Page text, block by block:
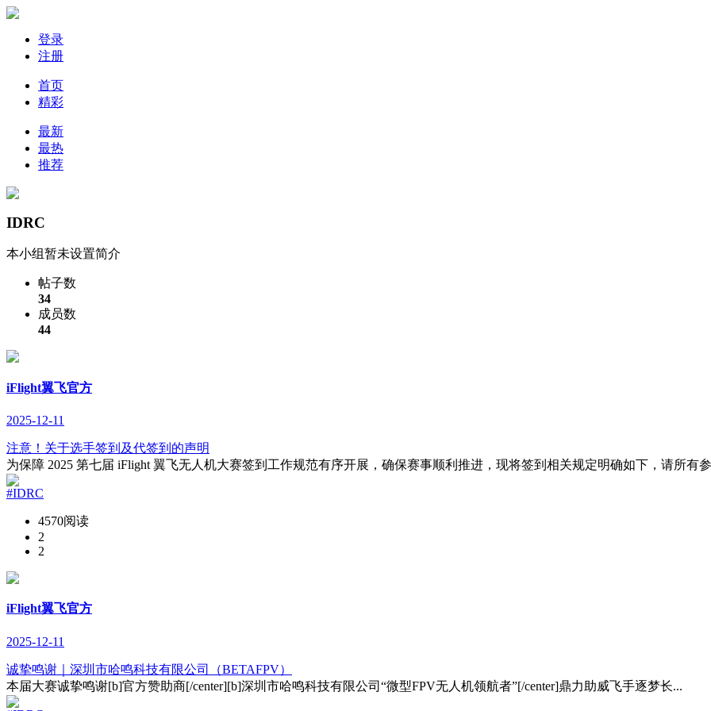
登录
注册
首页
精彩
最新
最热
推荐
IDRC
本小组暂未设置简介
帖子数
34
成员数
44
iFlight翼飞官方
2025-12-11
注意！关于选手签到及代签到的声明
为保障 2025 第七届 iFlight 翼飞无人机大赛签到工作规范有序开展，确保赛事顺利推进，现将签到相关规定明确如下，请所有
#IDRC
4570阅读
2
2
iFlight翼飞官方
2025-12-11
诚挚鸣谢｜深圳市哈鸣科技有限公司（BETAFPV）
本届大赛诚挚鸣谢[b]官方赞助商[/center][b]深圳市哈鸣科技有限公司“微型FPV无人机领航者”[/center]鼎力助威飞手逐梦长...